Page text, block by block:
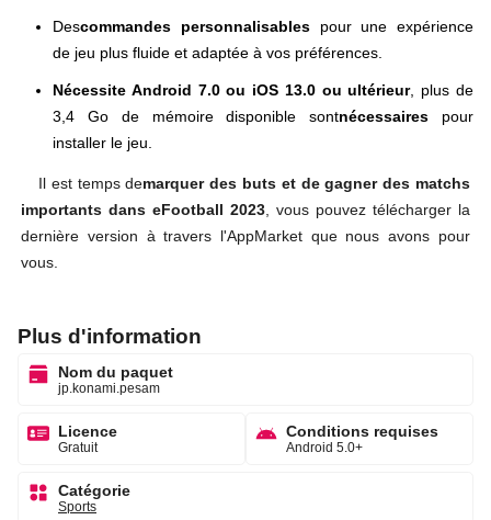
Descommandes personnalisablespour une expérience
de jeu plus fluide et adaptée à vos préférences.
Nécessite Android 7.0 ou iOS 13.0 ou ultérieur, plus de
3,4 Go de mémoire disponible sontnécessaires pour
installer le jeu.
Il est temps demarquer des buts et de gagner des matchs
importants dans eFootball 2023 , vous pouvez télécharger la
dernière version à travers l'AppMarket que nous avons pour
vous.
Plus d'information
Nom du paquet
jp.konami.pesam
Licence
Gratuit
Conditions requises
Android 5.0+
Catégorie
Sports